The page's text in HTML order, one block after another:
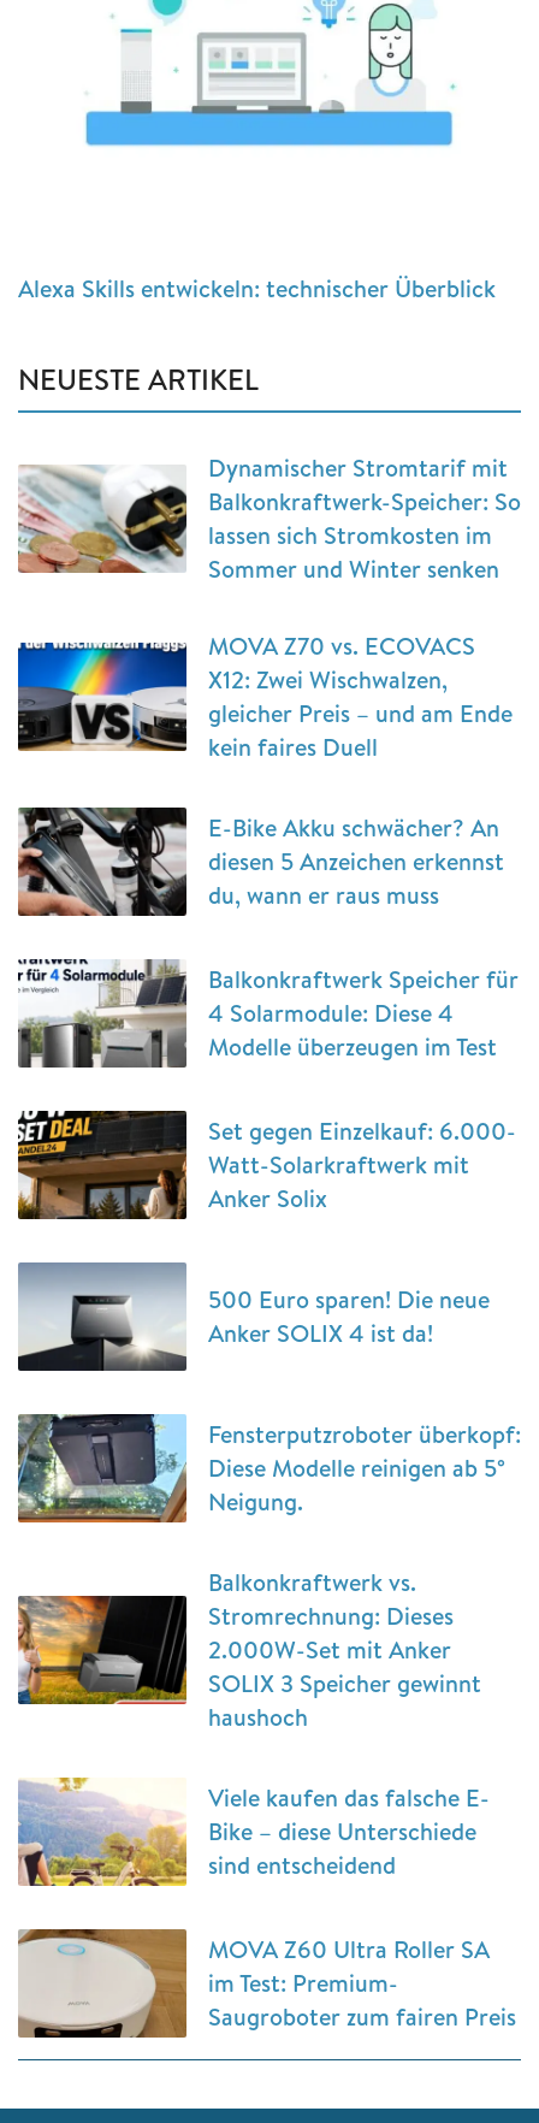
Alexa Skills entwickeln: technischer Überblick
NEUESTE ARTIKEL
Dynamischer Stromtarif mit
Balkonkraftwerk-Speicher: So
lassen sich Stromkosten im
Sommer und Winter senken
MOVA Z70 vs. ECOVACS
X12: Zwei Wischwalzen,
gleicher Preis – und am Ende
kein faires Duell
E-Bike Akku schwächer? An
diesen 5 Anzeichen erkennst
du, wann er raus muss
Balkonkraftwerk Speicher für
4 Solarmodule: Diese 4
Modelle überzeugen im Test
Set gegen Einzelkauf: 6.000-
Watt-Solarkraftwerk mit
Anker Solix
500 Euro sparen! Die neue
Anker SOLIX 4 ist da!
Fensterputzroboter überkopf:
Diese Modelle reinigen ab 5°
Neigung.
Balkonkraftwerk vs.
Stromrechnung: Dieses
2.000W-Set mit Anker
SOLIX 3 Speicher gewinnt
haushoch
Viele kaufen das falsche E-
Bike – diese Unterschiede
sind entscheidend
MOVA Z60 Ultra Roller SA
im Test: Premium-
Saugroboter zum fairen Preis